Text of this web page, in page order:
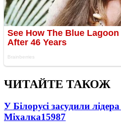
ЧИТАЙТЕ ТАКОЖ
У Білорусі засудили
Міхалка15987